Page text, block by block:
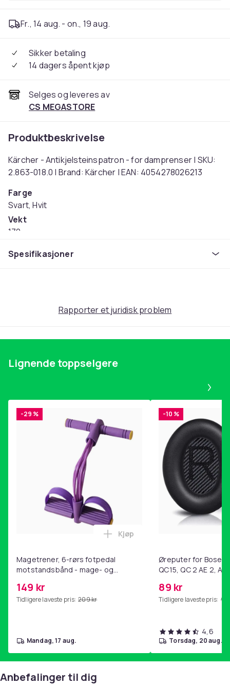
Fr., 14 aug. - on., 19 aug.
Sikker betaling
14 dagers åpent kjøp
Selges og leveres av
CS MEGASTORE
Produktbeskrivelse
Kärcher - Antikjelsteinspatron - for damprenser | SKU:
2.863-018.0 | Brand: Kärcher | EAN: 4054278026213
Farge
Svart, Hvit
Vekt
170
cbb80633-fe2b-42c4-bb38-7bb527720729
Spesifikasjoner
Rapporter et juridisk problem
Lignende toppselgere
-29 %
Magetrener, 6-rørs fotpedal
motstandsbånd - mage- og
hjemmegymnastikk Purple
149 kr
Tidligere laveste pris: 209 kr
Legg Magetrener, 6-rørs
Kjøp
mandag, 17 aug.
-10 %
Øreputer for Bose
QC15, QC 2 AE 2, AE
89 kr
Tidligere laveste pris: 99
4,6
torsdag, 20 aug.
Anbefalinger til dig